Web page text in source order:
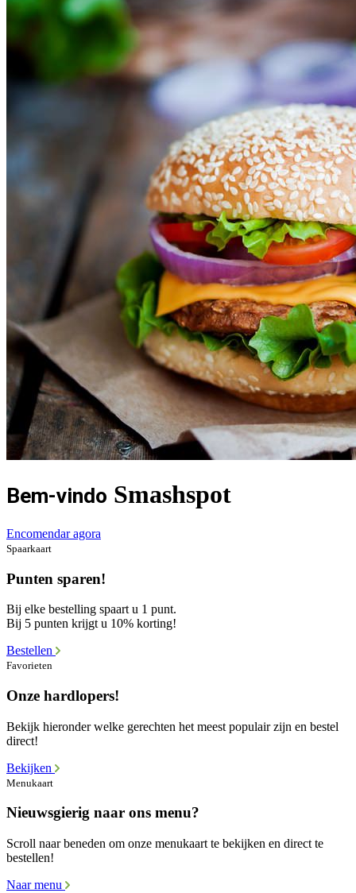
Bem-vindo Smashspot
Encomendar agora
Spaarkaart
Punten sparen!
Bij elke bestelling spaart u 1 punt.
Bij 5 punten krijgt u 10% korting!
Bestellen
Favorieten
Onze hardlopers!
Bekijk hieronder welke gerechten het meest populair zijn en bestel
direct!
Bekijken
Menukaart
Nieuwsgierig naar ons menu?
Scroll naar beneden om onze menukaart te bekijken en direct te
bestellen!
Naar menu